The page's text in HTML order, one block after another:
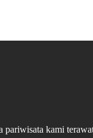
pariwisata kami